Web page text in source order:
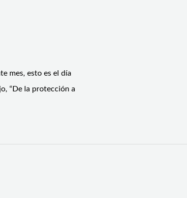
mes, esto es el día
“De la protección a